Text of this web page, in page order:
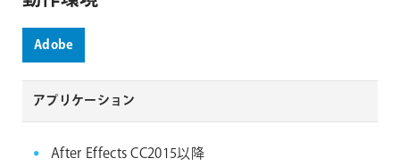
Adobe
アプリケーション
After Effects CC2015以降